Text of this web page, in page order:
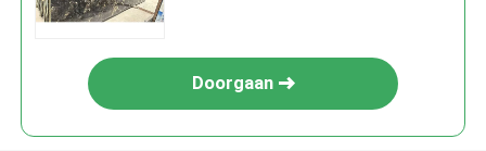
Doorgaan